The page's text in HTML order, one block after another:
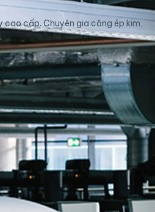
cao cấp. Chuyên gia công ép kim,